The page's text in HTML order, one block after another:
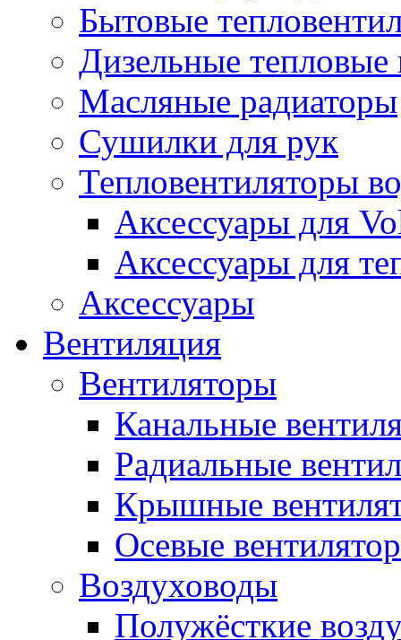
Бытовые
Дизельные
Масляные радиаторы
Сушилки для рук
Тепловентиляторы
Аксессуары для
Аксессуары для
Аксессуары
Вентиляция
Вентиляторы
Канальные
Радиальные
Крышные
Осевые
Воздуховоды
Полужёсткие